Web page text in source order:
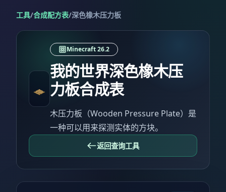
工具/合成配方表/深色橡木压力板
Minecraft 26.2
我的世界深色橡木压
力板合成表
木压力板（Wooden Pressure Plate）是
一种可以用来探测实体的方块。
返回查询工具